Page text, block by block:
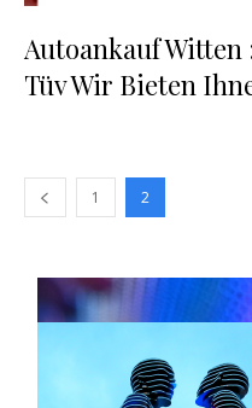
Autoankauf
Tüv Wir Bieten
1 2